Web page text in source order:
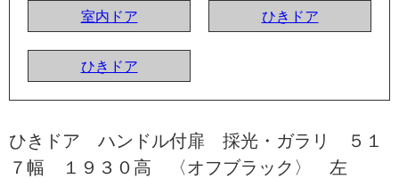
室内ドア
ひきドア
ひきドア
ひきドア ハンドル付扉 採光・ガラリ ５１
７幅 １９３０高 〈オフブラック〉 左